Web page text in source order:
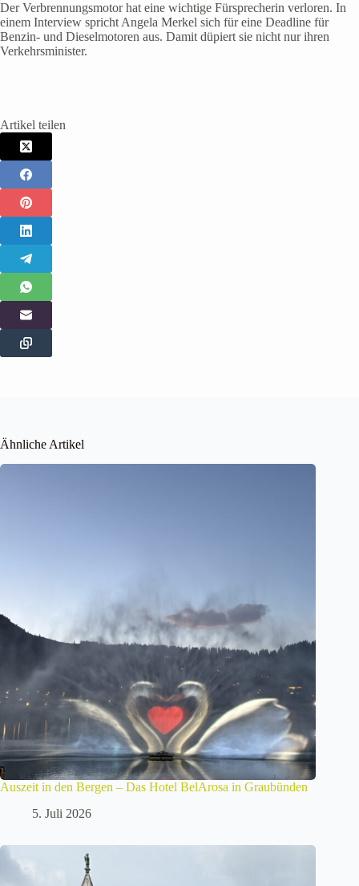
Der Verbrennungsmotor hat eine wichtige Fürsprecherin verloren. In
einem Interview spricht Angela Merkel sich für eine Deadline für
Benzin- und Dieselmotoren aus. Damit düpiert sie nicht nur ihren
Verkehrsminister.
Artikel teilen
Ähnliche Artikel
Auszeit in den Bergen – Das Hotel BelArosa in Graubünden
5. Juli 2026